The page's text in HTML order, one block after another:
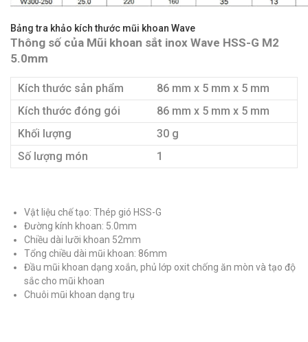
Bảng tra khảo kích thước mũi khoan Wave
Thông số của Mũi khoan sắt inox Wave HSS-G M2
5.0mm
Kích thước sản phẩm
86 mm x 5 mm x 5 mm
Kích thước đóng gói
86 mm x 5 mm x 5 mm
Khối lượng
30 g
Số lượng món
1
Vật liệu chế tạo: Thép gió HSS-G
Đường kính khoan: 5.0mm
Chiều dài lưỡi khoan 52mm
Tổng chiều dài mũi khoan: 86mm
Đầu mũi khoan dạng xoắn, phủ lớp oxit chống ăn mòn và tạo độ
sắc cho mũi khoan
Chuôi mũi khoan dạng trụ